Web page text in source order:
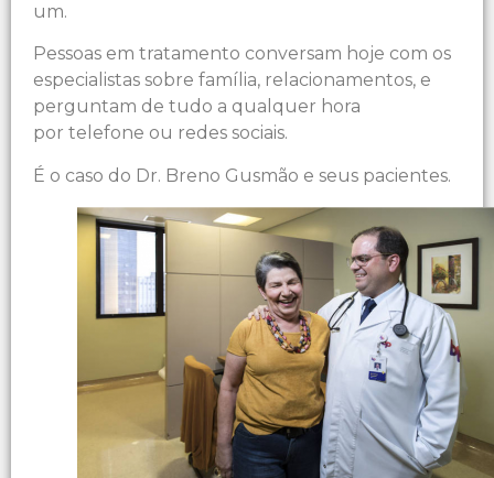
um.
Pessoas em tratamento conversam hoje com os
especialistas sobre família, relacionamentos, e
perguntam de tudo a qualquer hora
por telefone ou redes sociais.
É o caso do Dr. Breno Gusmão e seus pacientes.